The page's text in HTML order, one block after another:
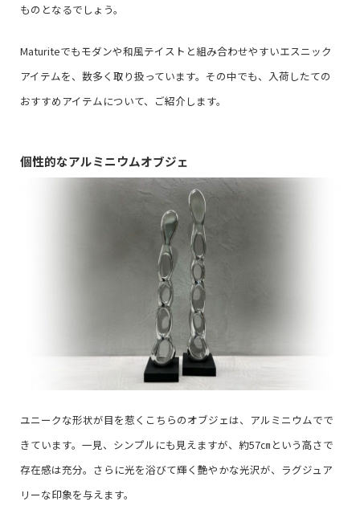
ものとなるでしょう。
Maturiteでもモダンや和風テイストと組み合わせやすいエスニック
アイテムを、数多く取り扱っています。その中でも、入荷したての
おすすめアイテムについて、ご紹介します。
個性的なアルミニウムオブジェ
ユニークな形状が目を惹くこちらのオブジェは、アルミニウムでで
きています。一見、シンプルにも見えますが、約57㎝という高さで
存在感は充分。さらに光を浴びて輝く艶やかな光沢が、ラグジュア
リーな印象を与えます。